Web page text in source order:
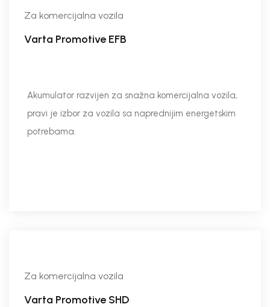
Za komercijalna vozila
Varta Promotive EFB
Akumulator razvijen za snažna komercijalna vozila,
pravi je izbor za vozila sa naprednijim energetskim
potrebama.
Za komercijalna vozila
Varta Promotive SHD